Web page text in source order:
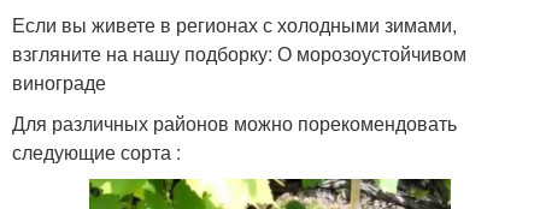
Если вы живете в регионах с холодными зимами,
взгляните на нашу подборку: О морозоустойчивом
винограде
Для различных районов можно порекомендовать
следующие сорта :